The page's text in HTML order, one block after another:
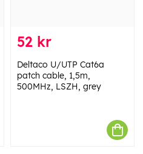
52 kr
Deltaco U/UTP Cat6a
patch cable, 1,5m,
500MHz, LSZH, grey